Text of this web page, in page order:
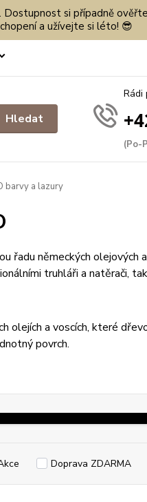
si případně
a užívejte si léto! 😎
Hledat
Rádi
(Po-
barvy a lazury
řadu německých olejových
truhláři a natěrači,
olejích a voscích, které
povrch.
Doprava ZDARMA